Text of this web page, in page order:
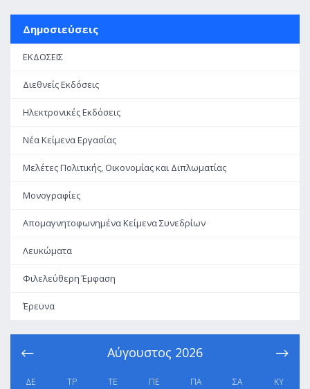
Δημοσιεύσεις
ΕΚΔΟΣΕΙΣ
Διεθνείς Εκδόσεις
Ηλεκτρονικές Εκδόσεις
Νέα Κείμενα Εργασίας
Μελέτες Πολιτικής, Οικονομίας και Διπλωματίας
Μονογραφίες
Απομαγνητοφωνημένα Κείμενα Συνεδρίων
Λευκώματα
Φιλελεύθερη Έμφαση
Έρευνα
Αύγουστος 2026
ΔΕ ΤΡ ΤΕ ΠΕ ΠΑ ΣΑ ΚΥ